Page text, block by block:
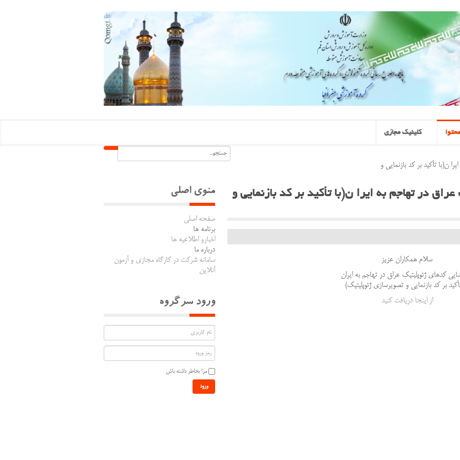
کلینیک مجازی
ن(با تأکید بر کد بازنمایی و
در تهاجم به ایرا ن(با تأکید بر کد بازنمایی و
سلام همکاران عزیز
کدهای ژئوپلیتیک عراق در تهاجم به ایران
بر کد بازنمایی و تصویرسازی ژئوپلیتیک)
از اینجا دریافت کنید
منوی اصلی
صفحه اصلی
برنامه ها
اخبارو اطلاعیه ها
درباره ما
سامانه شرکت در کارگاه مجازی و آزمون
آنلاین
ورود سرگروه
مرا بخاطر داشته باش
ورود